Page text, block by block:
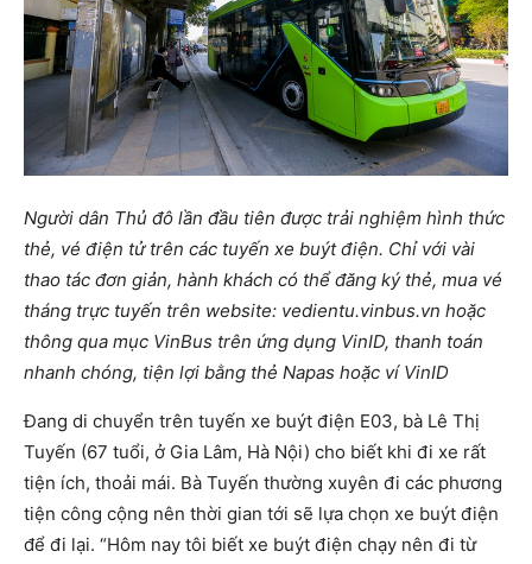
Người dân Thủ đô lần đầu tiên được trải nghiệm hình thức
thẻ, vé điện tử trên các tuyến xe buýt điện. Chỉ với vài
thao tác đơn giản, hành khách có thể đăng ký thẻ, mua vé
tháng trực tuyến trên website: vedientu.vinbus.vn hoặc
thông qua mục VinBus trên ứng dụng VinID, thanh toán
nhanh chóng, tiện lợi bằng thẻ Napas hoặc ví VinID
Đang di chuyển trên tuyến xe buýt điện E03, bà Lê Thị
Tuyến (67 tuổi, ở Gia Lâm, Hà Nội) cho biết khi đi xe rất
tiện ích, thoải mái. Bà Tuyến thường xuyên đi các phương
tiện công cộng nên thời gian tới sẽ lựa chọn xe buýt điện
để đi lại. “Hôm nay tôi biết xe buýt điện chạy nên đi từ